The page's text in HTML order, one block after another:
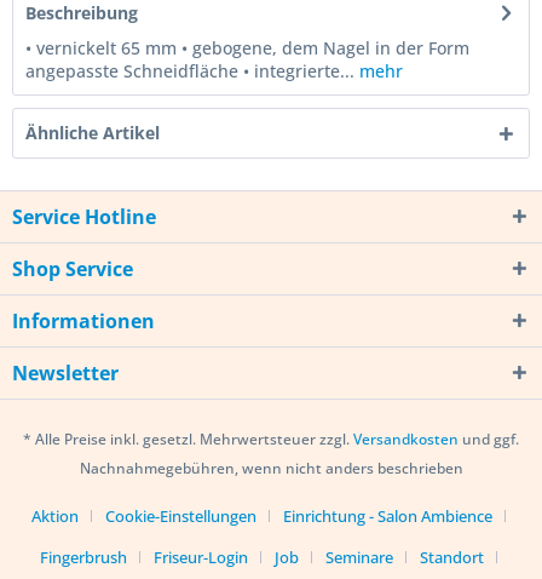
Beschreibung
• vernickelt 65 mm • gebogene, dem Nagel in der Form
angepasste Schneidfläche • integrierte... mehr
Ähnliche Artikel
Service Hotline
Shop Service
Informationen
Newsletter
* Alle Preise inkl. gesetzl. Mehrwertsteuer zzgl.Versandkosten und ggf.
Nachnahmegebühren, wenn nicht anders beschrieben
Aktion Cookie-Einstellungen
Einrichtung - Salon Ambience
Fingerbrush
Friseur-Login Job Seminare Standort